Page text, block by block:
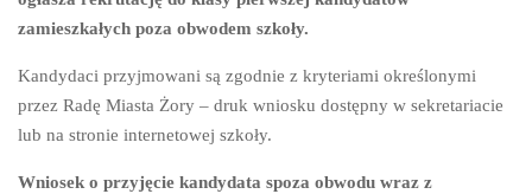
zamieszkałych poza obwodem szkoły.
Kandydaci przyjmowani są zgodnie z kryteriami określonymi
przez Radę Miasta Żory – druk wniosku dostępny w sekretariacie
lub na stronie internetowej szkoły.
Wniosek o przyjęcie kandydata spoza obwodu wraz z